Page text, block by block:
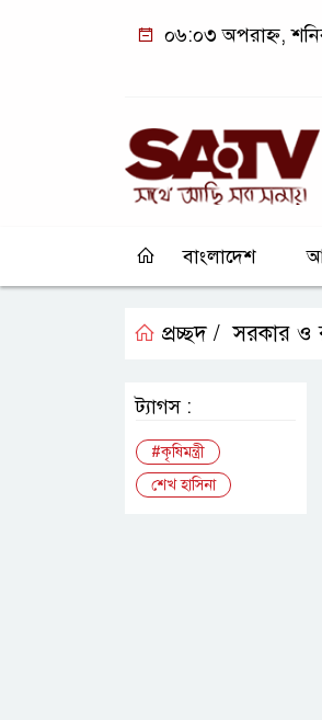
০৬:০৩ অপরাহ্ন,
বাংলাদেশ
প্রচ্ছদ / সরকার ও
ট্যাগস :
#কৃষিমন্ত্রী
শেখ হাসিনা